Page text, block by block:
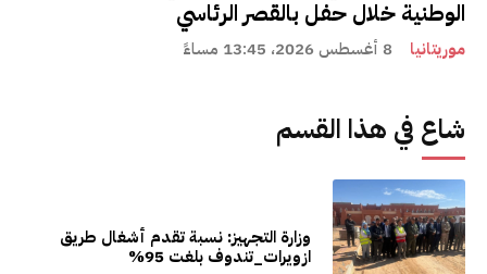
الوطنية خلال حفل بالقصر الرئاسي
موريتانيا 8 أغسطس 2026، 13:45 مساءً
شاع في هذا القسم
وزارة التجهيز: نسبة تقدم أشغال طريق
ازويرات_تندوف بلغت 95%